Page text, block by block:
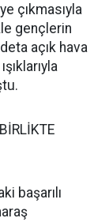
çıkmasıyla
gençlerin
açık hava
başarılı